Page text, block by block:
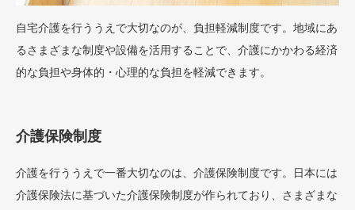
自宅介護を行ううえで大切なのが、負担軽減制度です。地域にあ
るさまざまな制度や設備を活用することで、介護にかかわる経済
的な負担や身体的・心理的な負担を軽減できます。
介護保険制度
介護を行ううえで一番大切なのは、介護保険制度です。日本には
介護保険法に基づいた介護保険制度が作られており、さまざまな